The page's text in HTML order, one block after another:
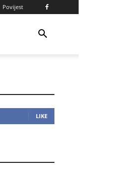
Povijest
LIKE